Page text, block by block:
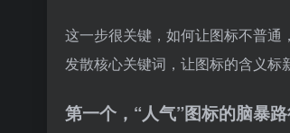
这一步很关键，如何让图标不普
发散核心关键词，让图标的含义标
第一个，“人气”图标的脑暴